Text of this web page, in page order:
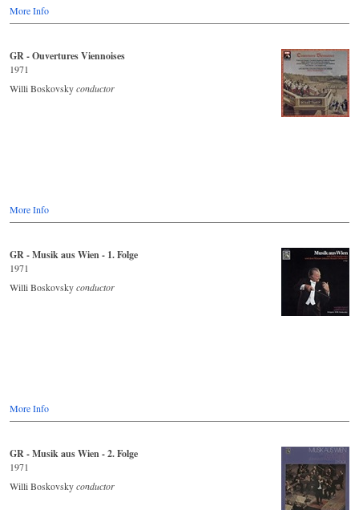
More Info
GR - Ouvertures Viennoises
1971
Willi Boskovskyconductor
More Info
GR - Musik aus Wien - 1. Folge
1971
Willi Boskovskyconductor
More Info
GR - Musik aus Wien - 2. Folge
1971
Willi Boskovskyconductor